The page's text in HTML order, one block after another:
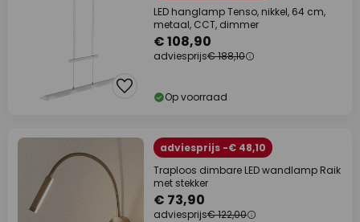
LED hanglamp Tenso, nikkel, 64 cm,
metaal, CCT, dimmer
€ 108,90
adviesprijs€ 188,10
Op voorraad
adviesprijs -€ 48,10
Traploos dimbare LED wandlamp Raik
met stekker
€ 73,90
adviesprijs€ 122,00